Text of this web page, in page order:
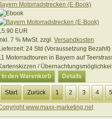
Motorradstrecken (E-Book)
EUR
7 % MwSt. zzgl. Versandkosten
24 Std (Voraussetzung Bezahlt)
Motorradtouren in Bayern auf
/
In den Warenkorb
Details
Start Zurück 1 2 3 4 5
www.maxx-marketing.net